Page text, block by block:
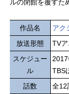
ルの閉館を覆すた
作品名
アク
放送形態
TVア
スケジュー
ル
TBS
話数
全12